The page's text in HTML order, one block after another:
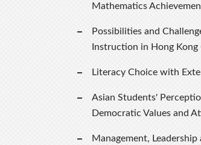
Mathematics
Possibilities and
Instruction in Hong Kong
Literacy Choice with
Asian Students'
Democratic Values and
Management,